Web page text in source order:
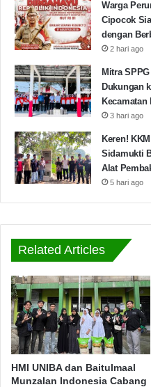
Warga
Cipocok
dengan
2 hari ago
Mitra
Dukungan
Kecamatan
3 hari ago
Keren!
Sidamukti
Alat
5 hari ago
Related Articles
HMI UNIBA dan Baitulmaal
Munzalan Indonesia Cabang